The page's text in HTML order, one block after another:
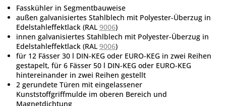
Fasskühler in Segmentbauweise
außen galvanisiertes Stahlblech mit Polyester-Überzug in
Edelstahleffektlack (RAL 9006)
innen galvanisiertes Stahlblech mit Polyester-Überzug in
Edelstahleffektlack (RAL 9006)
für 12 Fässer 30 l DIN-KEG oder EURO-KEG in zwei Reihen
gestapelt, für 6 Fässer 50 l DIN-KEG oder EURO-KEG
hintereinander in zwei Reihen gestellt
2 gerundete Türen mit eingelassener
Kunststoffgriffmulde im oberen Bereich und
Magnetdichtung